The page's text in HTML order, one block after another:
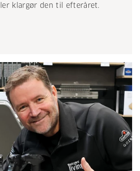
klargør den til efteråret.